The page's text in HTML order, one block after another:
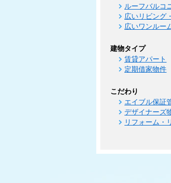
ルーフバルコ
広いリビング
広いワンルー
建物タイプ
賃貸アパート
定期借家物件
こだわり
エイブル保証
デザイナーズ
リフォーム・